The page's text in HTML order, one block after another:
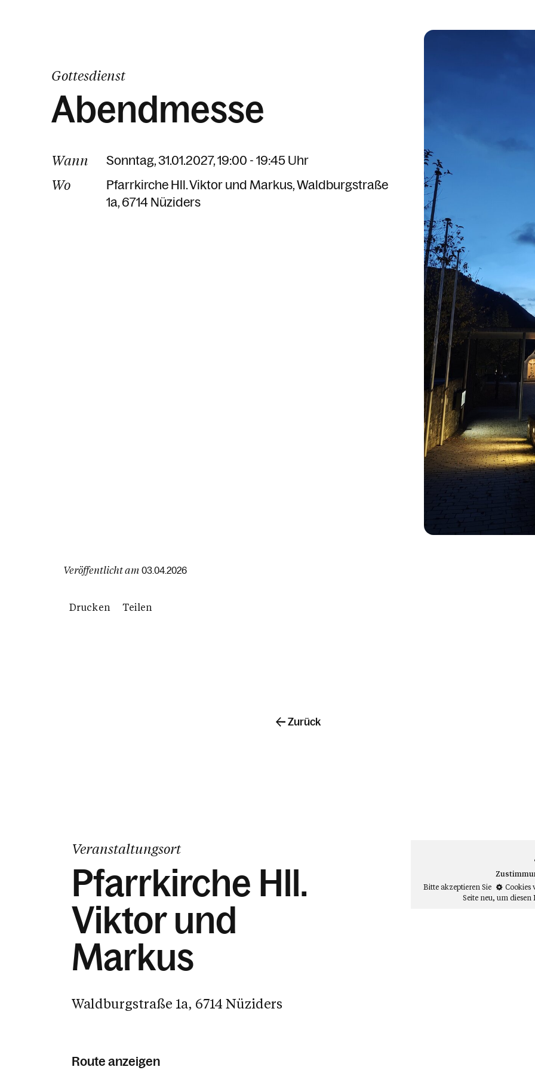
Gottesdienst
Abendmesse
Wann Sonntag, 31.01.2027, 19:00 - 19:45 Uhr
Wo Pfarrkirche Hll. Viktor und Markus Waldburgstraße
1a 6714 Nüziders
Veröffentlicht am 03.04.2026
Drucken Teilen
Zurück
Veranstaltungsort
Pfarrkirche Hll.
Viktor und
Markus
Waldburgstraße 1a, 6714 Nüziders
Route anzeigen
Bitte akzeptieren Sie
Cookies
Seite neu, um diesen